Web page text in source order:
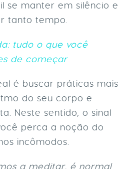
se manter em silêncio e
tanto tempo.
tudo o que você
de começar
é buscar práticas mais
do seu corpo e
Neste sentido, o sinal
perca a noção do
incômodos.
a meditar, é normal